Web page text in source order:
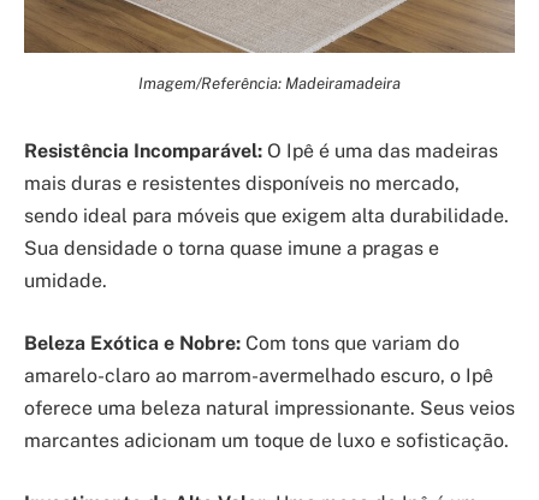
Imagem/Referência: Madeiramadeira
Resistência Incomparável: O Ipê é uma das madeiras
mais duras e resistentes disponíveis no mercado,
sendo ideal para móveis que exigem alta durabilidade.
Sua densidade o torna quase imune a pragas e
umidade.
Beleza Exótica e Nobre: Com tons que variam do
amarelo-claro ao marrom-avermelhado escuro, o Ipê
oferece uma beleza natural impressionante. Seus veios
marcantes adicionam um toque de luxo e sofisticação.